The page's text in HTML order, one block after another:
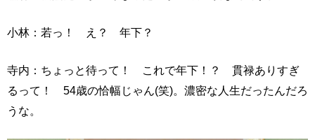
小林：若っ！ え？ 年下？
寺内：ちょっと待って！ これで年下！？ 貫禄ありすぎ
るって！ 54歳の恰幅じゃん(笑)。濃密な人生だったんだろ
うな。